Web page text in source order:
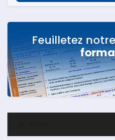
Feuilletez notre